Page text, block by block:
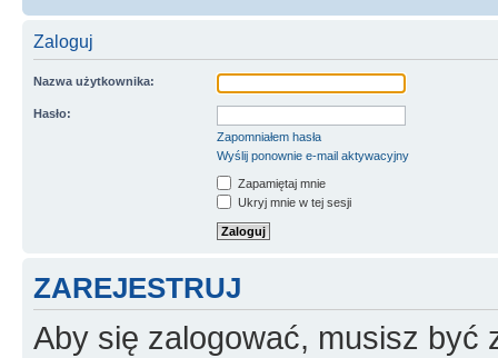
Zaloguj
Nazwa użytkownika:
Hasło:
Zapomniałem hasła
Wyślij ponownie e-mail aktywacyjny
Zapamiętaj mnie
Ukryj mnie w tej sesji
ZAREJESTRUJ
Aby się zalogować, musisz być